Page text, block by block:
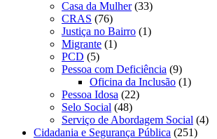
Casa da Mulher(33)
CRAS (76)
Justiça no Bairro (1)
Migrante (1)
PCD (5)
Pessoa com Deficiência (9)
Oficina da Inclusão (1)
Pessoa Idosa (22)
Selo Social (48)
Serviço de Abordagem Social (4)
Cidadania e Segurança Pública (251)